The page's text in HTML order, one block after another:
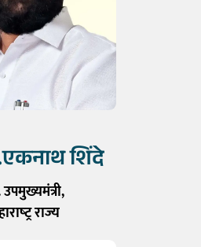
शिंदे
उपमुख्यमंत्री,
राज्‍य